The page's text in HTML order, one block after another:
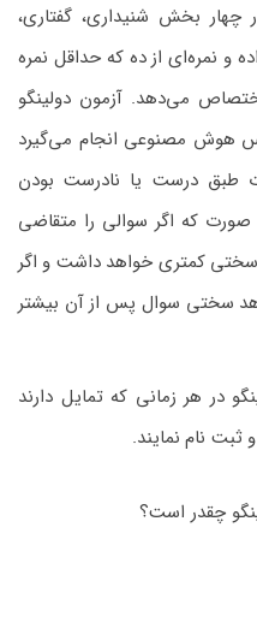
چهار بخش شنیداری، گفتاری،
و نمره‌ای از ده که حداقل نمره
می‌دهد. آزمون دولینگو
هوش مصنوعی انجام می‌گیرد
طبق درست یا نادرست بودن
که اگر سوالی را متقاضی
کمتری خواهد داشت و اگر
سختی سوال پس از آن بیشتر
در هر زمانی که تمایل دارند
ثبت نام نمایند.
چقدر است؟